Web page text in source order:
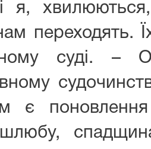
я,
переходять.
суді.
є
шлюбу,